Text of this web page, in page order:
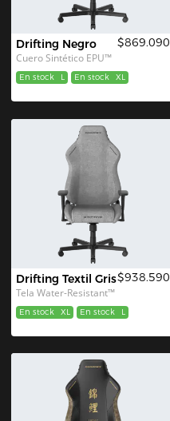
Drifting Negro
Cuero Sintético EPU™
$869.090
En stock L En stock XL
Drifting Textil Gris
Tela Water-Resistant™
$938.590
En stock XL En stock L